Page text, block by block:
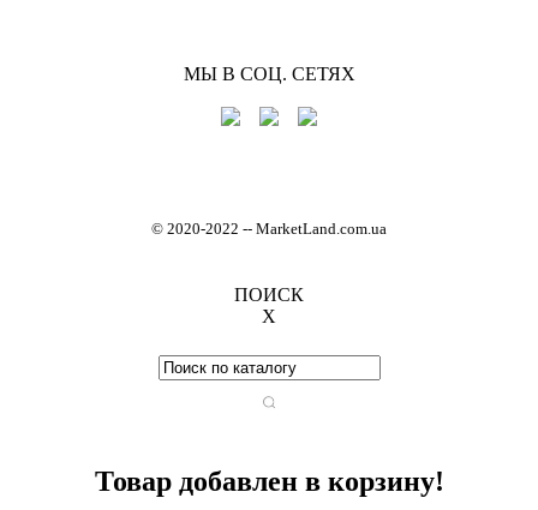
МЫ В СОЦ. СЕТЯХ
© 2020-2022 -- MarketLand.com.ua
ПОИСК
X
Товар добавлен в корзину!